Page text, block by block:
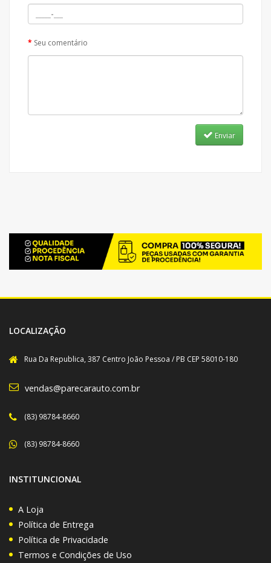
Seu comentário
Enviar
LOCALIZAÇÃO
Rua Da Republica, 387 Centro João Pessoa / PB CEP 58010-180
vendas@parecarauto.com.br
(83) 98784-8660
(83) 98784-8660
INSTITUNCIONAL
A Loja
Política de Entrega
Política de Privacidade
Termos e Condições de Uso